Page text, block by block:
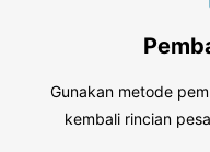
Gunakan metode
kembali rincian